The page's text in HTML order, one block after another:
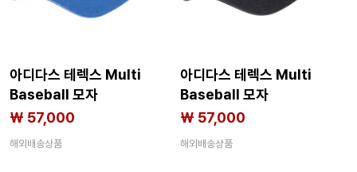
아디다스 테렉스 Multi
Baseball 모자
8142712712
₩ 57,000
해외배송상품
아디다스 테렉스 Multi
Baseball 모자
8142712711
₩ 57,000
해외배송상품